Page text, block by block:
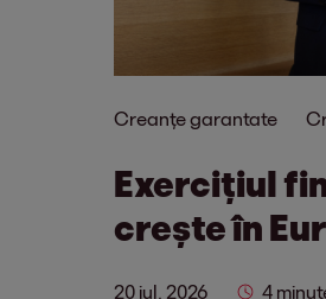
Creanțe garantate
Exercițiul
crește în
20 iul. 2026 4